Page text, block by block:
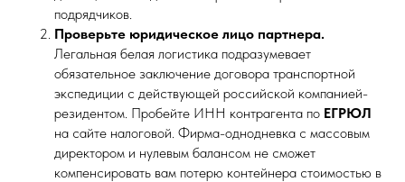
подрядчиков.
Проверьте юридическое лицо партнера.
Легальная белая логистика подразумевает
обязательное заключение договора транспортной
экспедиции с действующей российской компанией-
резидентом. Пробейте ИНН контрагента по ЕГРЮЛ
на сайте налоговой. Фирма-однодневка с массовым
директором и нулевым балансом не сможет
компенсировать вам потерю контейнера стоимостью в